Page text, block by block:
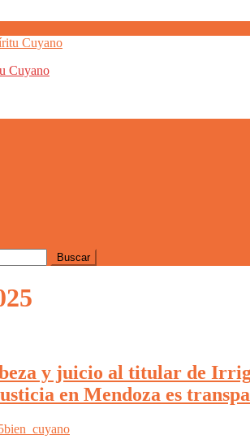
Cuyano
y juicio al titular de
en Mendoza es
bien_cuyano